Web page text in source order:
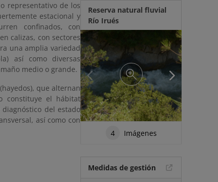
representativo de los
estacional y
confinados, con
calizas, con sectores
una amplia variedad
así como diversas
medio o grande.
que alternan
constituye el hábitat
del estado
así como con
Reserva natural fluvial
Río Irués
4 Imágenes
Medidas de gestión